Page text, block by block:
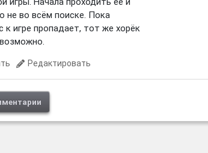
не во всём поиске. Пока
к игре пропадает, тот же хорёк
Редактировать